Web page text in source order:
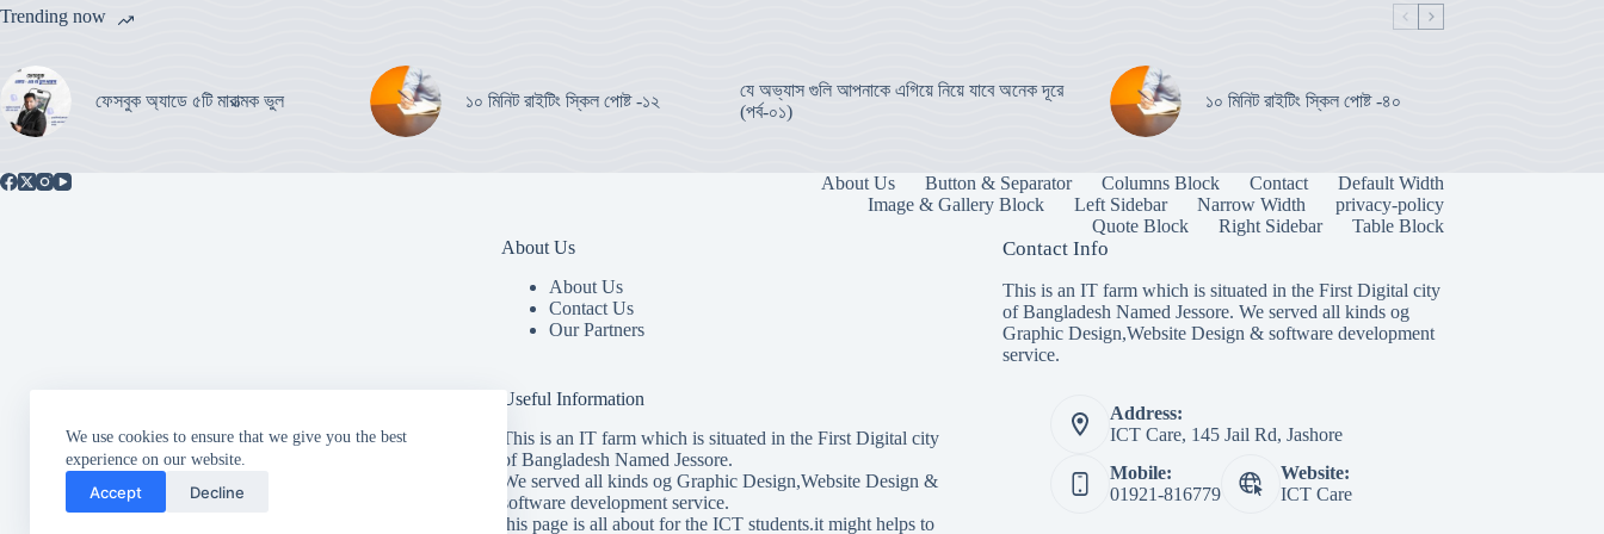
We use cookies to ensure that we give you the best
experience on our website.
Accept Decline
Trending now
ফেসবুক অ্যাডে ৫টি মারাত্মক ভুল ১০ মিনিট রাইটিং স্কিল পোষ্ট -১২
যে অভ্যাস গুলি আপনাকে এগিয়ে নিয়ে যাবে অনেক দূরে
(পর্ব-০১)
১০ মিনিট রাইটিং স্কিল পোষ্ট -৪০
About Us Button & Separator Columns Block Contact
Default Width
Image & Gallery Block
Left Sidebar Narrow Width
privacy-policy
Quote Block
Right Sidebar
Table Block
About Us
About Us
Contact Us
Our Partners
Useful Information
This is an IT farm which is situated in the First Digital city
of Bangladesh Named Jessore.
We served all kinds og Graphic Design,Website Design &
software development service.
this page is all about for the ICT students.it might helps to
Contact Info
This is an IT farm which is situated in the First Digital city
of Bangladesh Named Jessore. We served all kinds og
Graphic Design,Website Design & software development
service.
Address:
ICT Care, 145 Jail Rd, Jashore
Mobile:
01921-816779
Website:
ICT Care